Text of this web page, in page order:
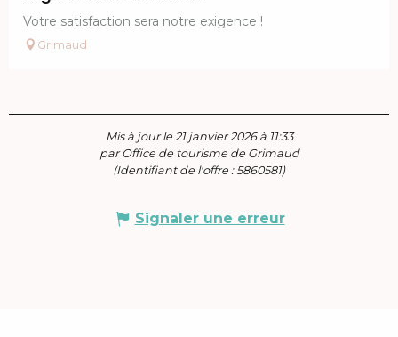
Votre satisfaction sera notre exigence !
Grimaud
Mis à jour le 21 janvier 2026 à 11:33
par Office de tourisme de Grimaud
(Identifiant de l'offre :5860581)
Signaler une erreur